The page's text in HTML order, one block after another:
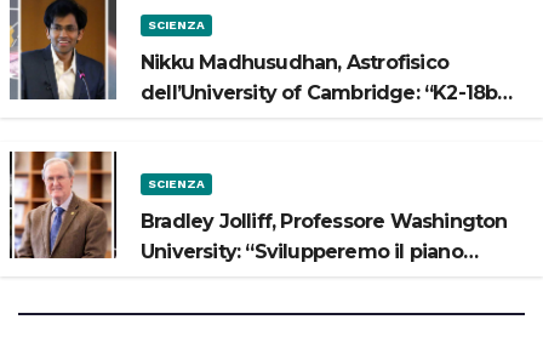
SCIENZA
Nikku Madhusudhan, Astrofisico
dell’University of Cambridge: “K2-18b
SCIENZA
Bradley Jolliff, Professore Washington
University: “Svilupperemo il piano